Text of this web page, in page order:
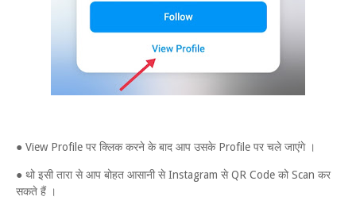
● View Profile पर क्लिक करने के बाद आप उसके Profile पर चले जाएंगे ।
● थो इसी तारा से आप बोहत आसानी से Instagram से QR Code को Scan कर
सकते हैं ।